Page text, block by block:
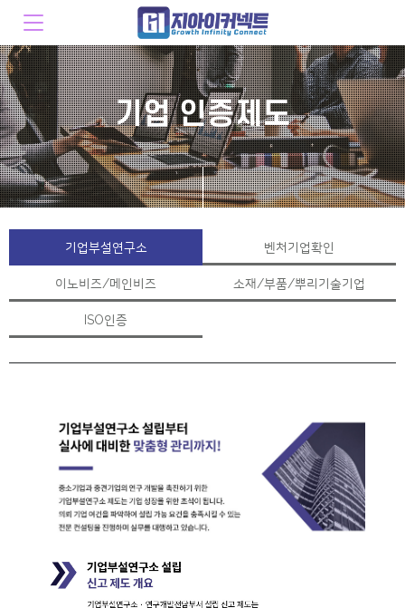
기업 인증제도
기업부설연구소 벤처기업확인
이노비즈/메인비즈 소재/부품/뿌리기술기업
ISO인증